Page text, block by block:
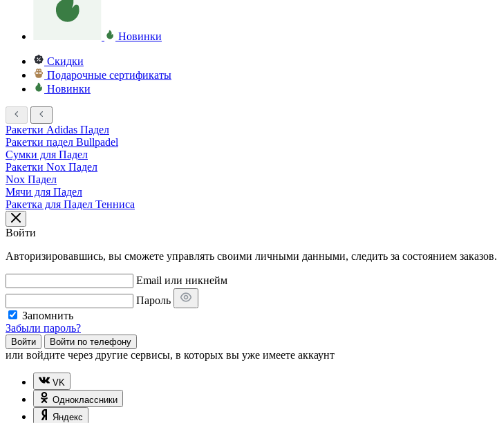
Новинки
Скидки
Подарочные сертификаты
Новинки
Ракетки Adidas Падел
Ракетки падел Bullpadel
Сумки для Падел
Ракетки Nox Падел
Nox Падел
Мячи для Падел
Ракетка для Падел Тенниса
Войти
Авторизировавшись, вы сможете управлять своими личными данными, следить за состоянием заказов.
Email или никнейм
Пароль
Запомнить
Забыли пароль?
Войти Войти по телефону
или войдите через другие сервисы, в которых вы уже имеете аккаунт
VK
Одноклассники
Яндекс